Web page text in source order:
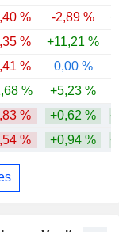
% -2,89 %
% +11,21 %
% 0,00 %
% +5,23 %
% +0,62 %
% +0,94 %